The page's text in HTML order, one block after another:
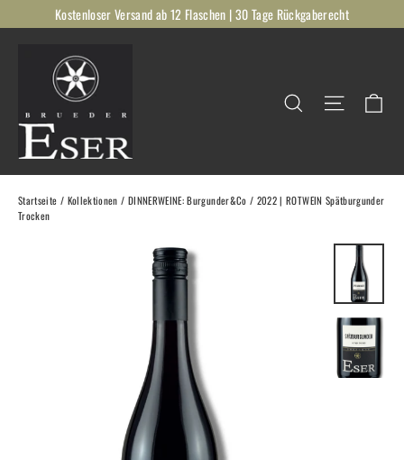
zum
Kostenloser Versand ab 12 Flaschen | 30 Tage Rückgaberecht
Suche
Startseite / Kollektionen / DINNERWEINE: Burgunder&Co / 2022 | ROTWEIN Spätburgunder
Trocken